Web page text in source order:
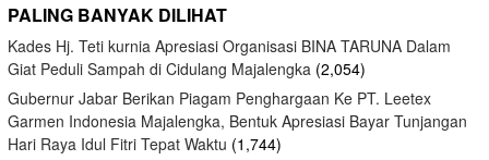
PALING BANYAK DILIHAT
Kades Hj. Teti kurnia Apresiasi Organisasi BINA TARUNA Dalam
Giat Peduli Sampah di Cidulang Majalengka (2,054)
Gubernur Jabar Berikan Piagam Penghargaan Ke PT. Leetex
Garmen Indonesia Majalengka, Bentuk Apresiasi Bayar Tunjangan
Hari Raya Idul Fitri Tepat Waktu (1,744)